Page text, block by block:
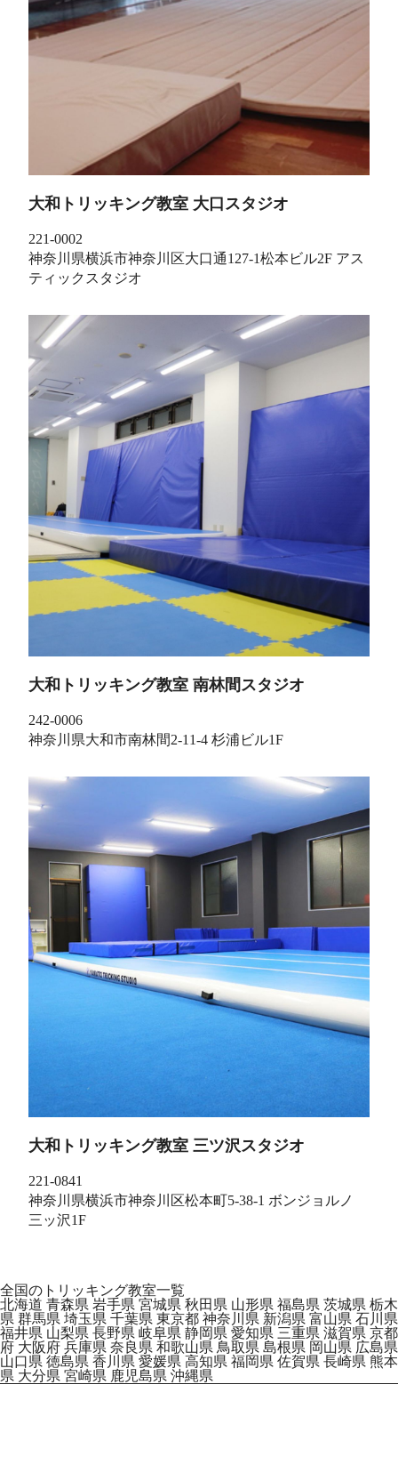
大和トリッキング教室 大口スタジオ
221-0002
神奈川県横浜市神奈川区大口通127-1松本ビル2F アス
ティックスタジオ
大和トリッキング教室 南林間スタジオ
242-0006
神奈川県大和市南林間2-11-4 杉浦ビル1F
大和トリッキング教室 三ツ沢スタジオ
221-0841
神奈川県横浜市神奈川区松本町5-38-1 ボンジョルノ
三ッ沢1F
全国のトリッキング教室一覧
北海道 青森県 岩手県 宮城県 秋田県 山形県 福島県 茨城県 栃木
県 群馬県 埼玉県 千葉県 東京都 神奈川県 新潟県 富山県 石川県
福井県 山梨県 長野県 岐阜県 静岡県 愛知県 三重県 滋賀県 京都
府 大阪府 兵庫県 奈良県 和歌山県 鳥取県 島根県 岡山県 広島県
山口県 徳島県 香川県 愛媛県 高知県 福岡県 佐賀県 長崎県 熊本
県 大分県 宮崎県 鹿児島県 沖縄県